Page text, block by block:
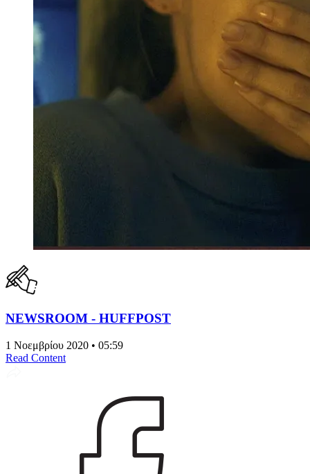
NEWSROOM - HUFFPOST
1 Νοεμβρίου 2020 • 05:59
Read Content